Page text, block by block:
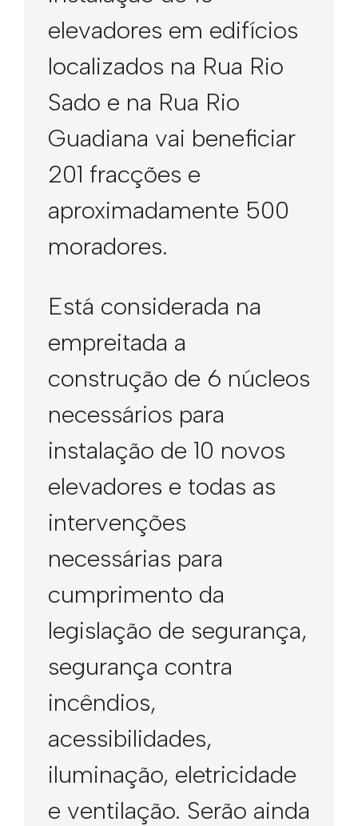
elevadores em edifícios
localizados na Rua Rio
Sado e na Rua Rio
Guadiana vai beneficiar
201 fracções e
aproximadamente 500
moradores.
Está considerada na
empreitada a
construção de 6 núcleos
necessários para
instalação de 10 novos
elevadores e todas as
intervenções
necessárias para
cumprimento da
legislação de segurança,
segurança contra
incêndios,
acessibilidades,
iluminação, eletricidade
e ventilação. Serão ainda